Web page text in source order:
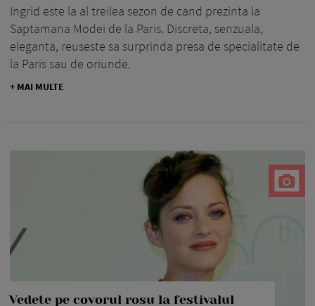
Ingrid este la al treilea sezon de cand prezinta la
Saptamana Modei de la Paris. Discreta, senzuala,
eleganta, reuseste sa surprinda presa de specialitate de
la Paris sau de oriunde.
+ MAI MULTE
Vedete pe covorul rosu la festivalul